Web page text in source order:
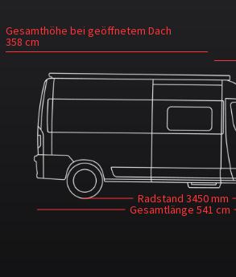
Gesamthöhe bei geöffnetem Dach
358 cm
Radstand 3450 mm
Gesamtlänge 541 cm